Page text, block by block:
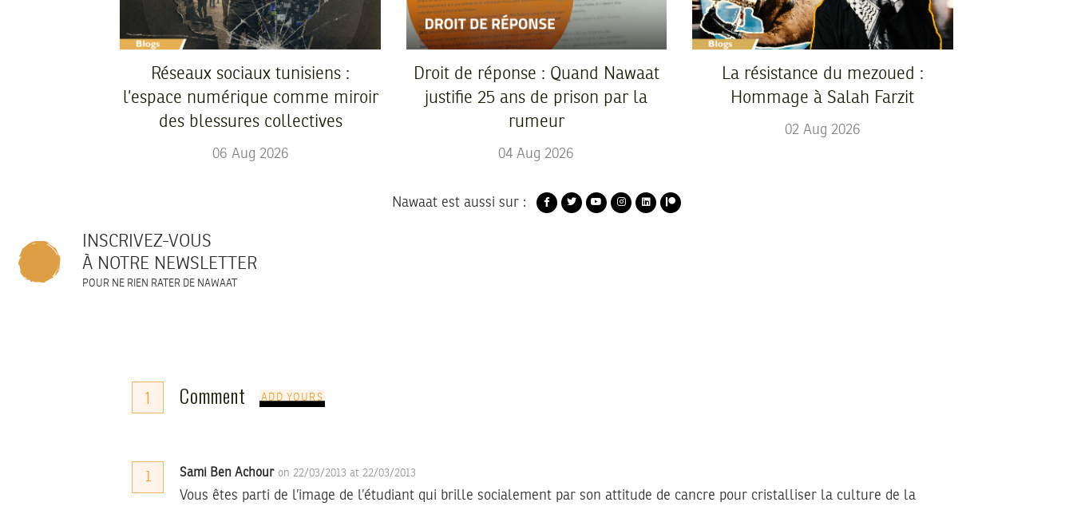
Réseaux sociaux tunisiens :
l’espace numérique comme miroir
des blessures collectives
06 Aug 2026
Droit de réponse : Quand Nawaat
justifie 25 ans de prison par la
rumeur
04 Aug 2026
La résistance du mezoued :
Hommage à Salah Farzit
02 Aug 2026
Nawaat est aussi sur :
INSCRIVEZ-VOUS
À NOTRE NEWSLETTER
POUR NE RIEN RATER DE NAWAAT
1 Comment ADD YOURS
1 Sami Ben Achour on 22/03/2013 at 22/03/2013
Vous êtes parti de l’image de l’étudiant qui brille socialement par son attitude de cancre pour cristalliser la culture de la